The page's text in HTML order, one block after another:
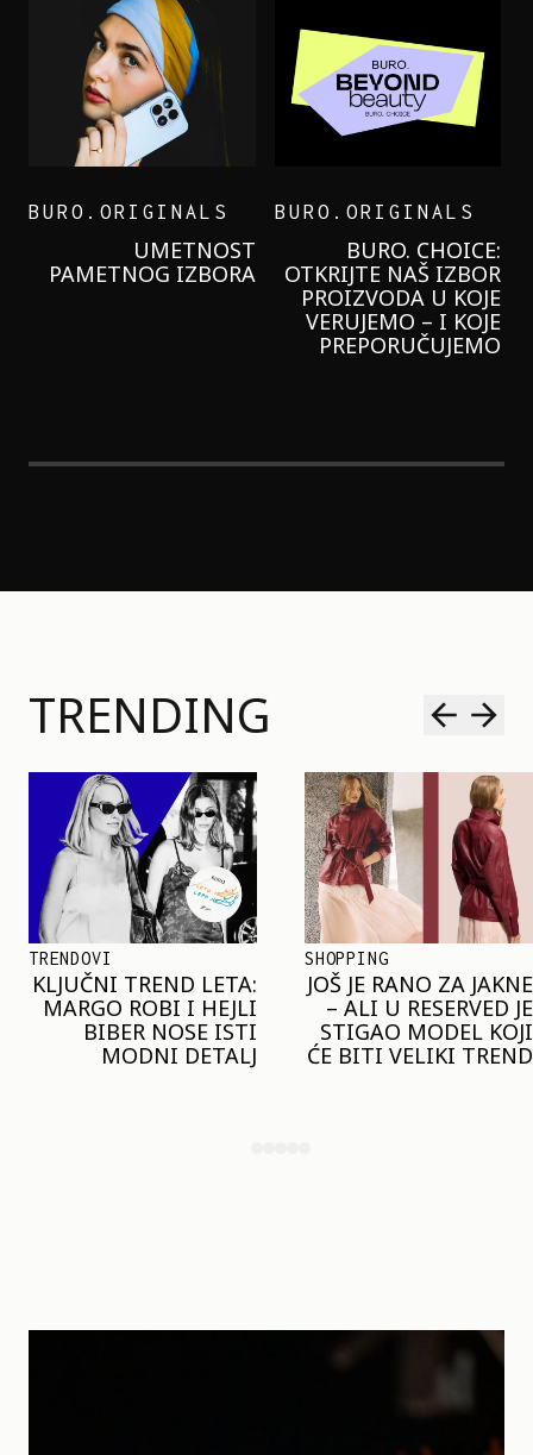
BURO.ORIGINALS
UMETNOST
PAMETNOG IZBORA
BURO.ORIGINALS
BURO. CHOICE:
OTKRIJTE NAŠ IZBOR
PROIZVODA U KOJE
VERUJEMO – I KOJE
PREPORUČUJEMO
TRENDING
TRENDOVI
KLJUČNI TREND LETA:
MARGO ROBI I HEJLI
BIBER NOSE ISTI
MODNI DETALJ
SHOPPING
JOŠ JE RANO ZA JAKNE
– ALI U RESERVED JE
STIGAO MODEL KOJI
ĆE BITI VELIKI TREND